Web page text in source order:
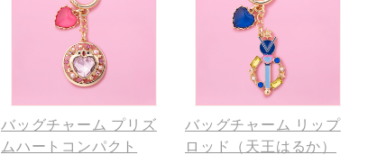
バッグチャーム プリズ
ムハートコンパクト
バッグチャーム リップ
ロッド（天王はるか）